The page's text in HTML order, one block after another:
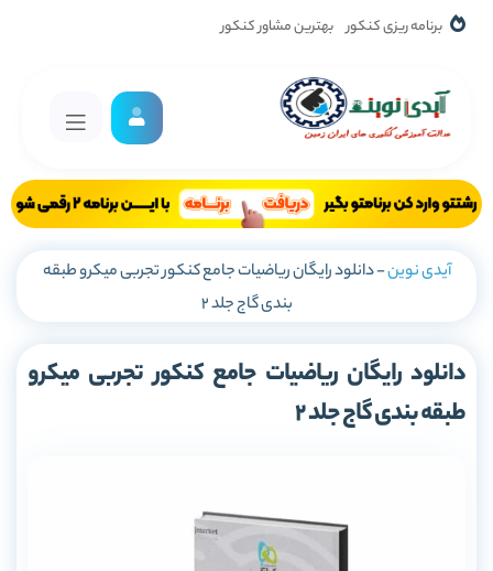
برنامه ریزی کنکور بهترین مشاور کنکور
آیدی نوین-دانلود رایگان ریاضیات جامع کنکور تجربی میکرو طبقه
بندی گاج جلد 2
دانلود رایگان ریاضیات جامع کنکور تجربی میکرو
طبقه بندی گاج جلد 2